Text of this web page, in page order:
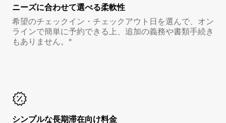
ニーズに合わせて選べる柔軟性
希望のチェックイン・チェックアウト日を選んで、オン
ラインで簡単に予約できる上、追加の義務や書類手続き
もありません。*
シンプルな長期滞在向け料金